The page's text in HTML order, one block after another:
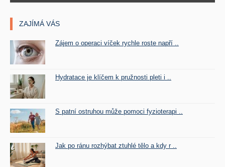
ZAJÍMÁ VÁS
Zájem o operaci víček rychle roste napří ..
Hydratace je klíčem k pružnosti pleti i ..
S patní ostruhou může pomoci fyzioterapi ..
Jak po ránu rozhýbat ztuhlé tělo a kdy r ..